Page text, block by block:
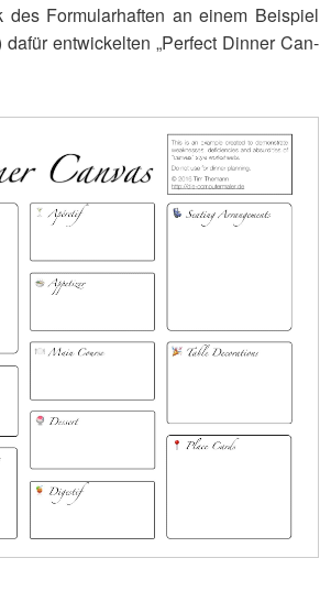
For­mu­lar­haf­ten an einem Bei­spiel
ent­wi­ckel­ten „Per­fect Din­ner Can­